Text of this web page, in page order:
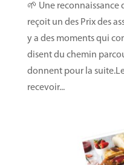
🌱 Une reconnaissance
reçoit un des Prix des
y a des moments qui
disent du chemin
donnent pour la
recevoir...